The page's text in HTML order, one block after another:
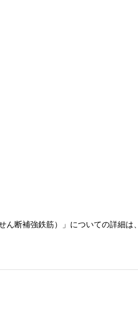
断補強鉄筋）」についての詳細は、